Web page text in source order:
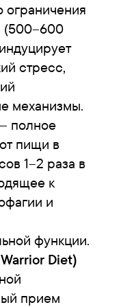
ограничения
(500–600
стресс,
механизмы.
полное
пищи в
1–2 раза в
к
и
функции.
Diet)
прием